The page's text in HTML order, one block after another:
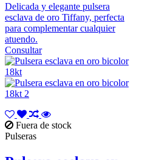
Delicada y elegante pulsera
esclava de oro Tiffany, perfecta
para complementar cualquier
atuendo.
Consultar
Fuera de stock
Pulseras